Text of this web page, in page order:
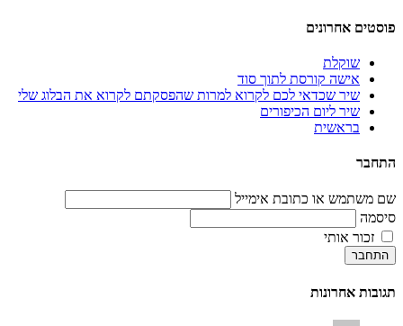
פוסטים אחרונים
שוקלת
אישה קורסת לתוך סוד
שיר שכדאי לכם לקרוא למרות שהפסקתם לקרוא את הבלוג שלי
שיר ליום הכיפורים
בראשית
התחבר
שם משתמש או כתובת אימייל
סיסמה
זכור אותי
התחבר
תגובות אחרונות